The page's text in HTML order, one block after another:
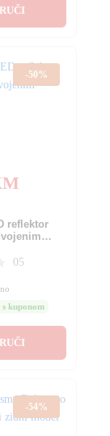
-50%
reflektor
05
kuponom
-54%